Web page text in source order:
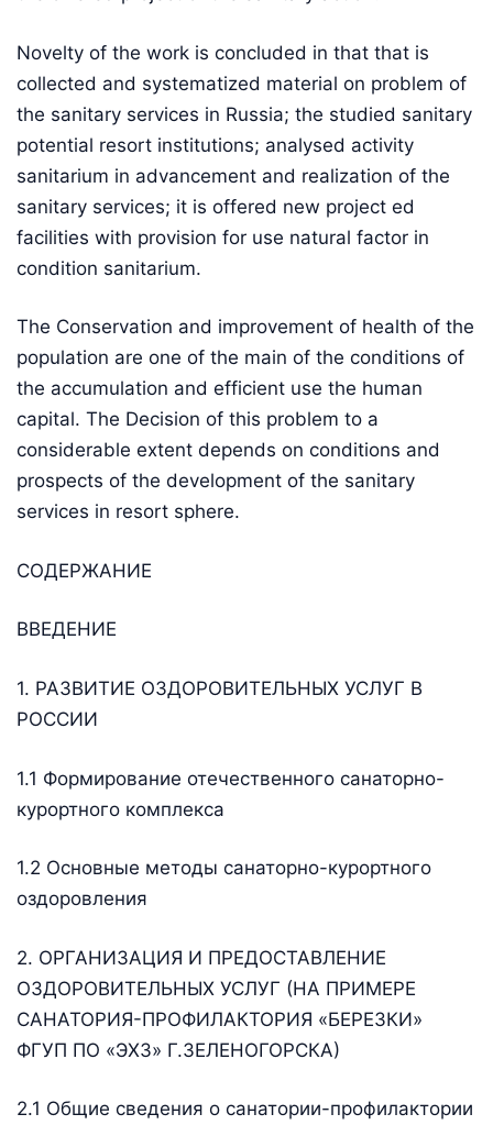
Novelty of the work is concluded in that that is
collected and systematized material on problem of
the sanitary services in Russia; the studied sanitary
potential resort institutions; analysed activity
sanitarium in advancement and realization of the
sanitary services; it is offered new project ed
facilities with provision for use natural factor in
condition sanitarium.
The Conservation and improvement of health of the
population are one of the main of the conditions of
the accumulation and efficient use the human
capital. The Decision of this problem to a
considerable extent depends on conditions and
prospects of the development of the sanitary
services in resort sphere.
СОДЕРЖАНИЕ
ВВЕДЕНИЕ
1. РАЗВИТИЕ ОЗДОРОВИТЕЛЬНЫХ УСЛУГ В
РОССИИ
1.1 Формирование отечественного санаторно-
курортного комплекса
1.2 Основные методы санаторно-курортного
оздоровления
2. ОРГАНИЗАЦИЯ И ПРЕДОСТАВЛЕНИЕ
ОЗДОРОВИТЕЛЬНЫХ УСЛУГ (НА ПРИМЕРЕ
САНАТОРИЯ-ПРОФИЛАКТОРИЯ «БЕРЕЗКИ»
ФГУП ПО «ЭХЗ» Г.ЗЕЛЕНОГОРСКА)
2.1 Общие сведения о санатории-профилактории